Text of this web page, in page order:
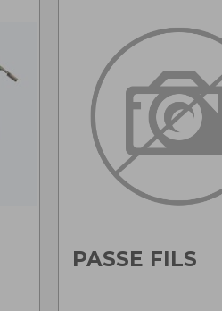
PASSE FILS